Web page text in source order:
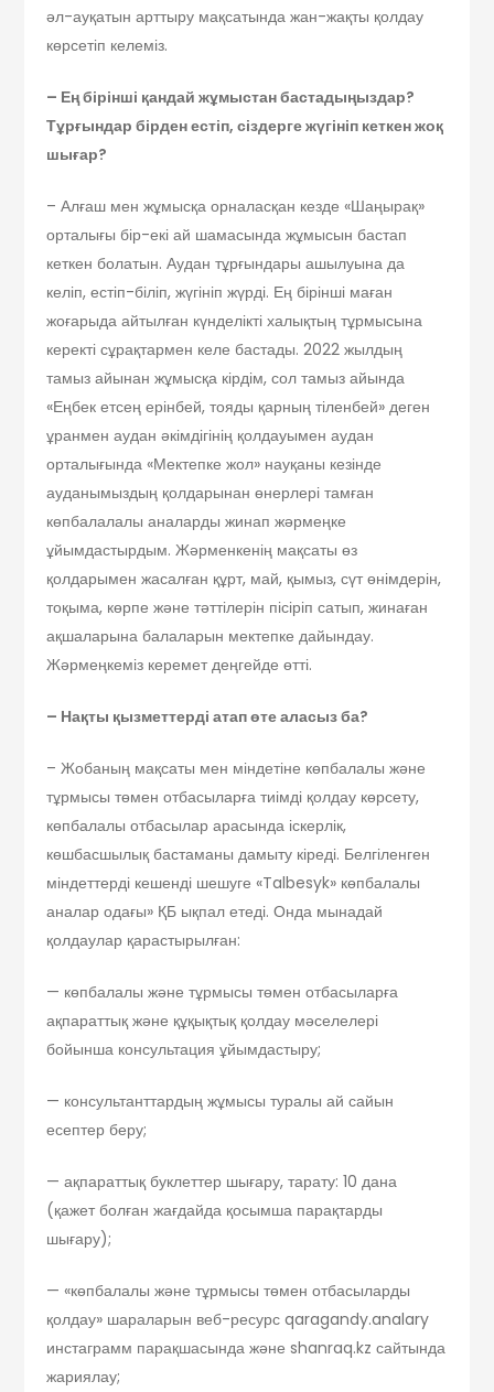
әл-ауқатын арттыру мақсатында жан-жақты қолдау
көрсетіп келеміз.
– Ең бірінші қандай жұмыстан бастадыңыздар?
Тұрғындар бірден естіп, сіздерге жүгініп кеткен жоқ
шығар?
– Алғаш мен жұмысқа орналасқан кезде «Шаңырақ»
орталығы бір-екі ай шамасында жұмысын бастап
кеткен болатын. Аудан тұрғындары ашылуына да
келіп, естіп-біліп, жүгініп жүрді. Ең бірінші маған
жоғарыда айтылған күнделікті халықтың тұрмысына
керекті сұрақтармен келе бастады. 2022 жылдың
тамыз айынан жұмысқа кірдім, сол тамыз айында
«Еңбек етсең ерінбей, тояды қарның тіленбей» деген
ұранмен аудан әкімдігінің қолдауымен аудан
орталығында «Мектепке жол» науқаны кезінде
ауданымыздың қолдарынан өнерлері тамған
көпбалалалы аналарды жинап жәрмеңке
ұйымдастырдым. Жәрменкенің мақсаты өз
қолдарымен жасалған құрт, май, қымыз, сүт өнімдерін,
тоқыма, көрпе және тәттілерін пісіріп сатып, жинаған
ақшаларына балаларын мектепке дайындау.
Жәрмеңкеміз керемет деңгейде өтті.
– Нақты қызметтерді атап өте аласыз ба?
– Жобаның мақсаты мен міндетіне көпбалалы және
тұрмысы төмен отбасыларға тиімді қолдау көрсету,
көпбалалы отбасылар арасында іскерлік,
көшбасшылық бастаманы дамыту кіреді. Белгіленген
міндеттерді кешенді шешуге «Talbesyk» көпбалалы
аналар одағы» ҚБ ықпал етеді. Онда мынадай
қолдаулар қарастырылған:
— көпбалалы және тұрмысы төмен отбасыларға
ақпараттық және құқықтық қолдау мәселелері
бойынша консультация ұйымдастыру;
— консультанттардың жұмысы туралы ай сайын
есептер беру;
— ақпараттық буклеттер шығару, тарату: 10 дана
(қажет болған жағдайда қосымша парақтарды
шығару);
— «көпбалалы және тұрмысы төмен отбасыларды
қолдау» шараларын веб-ресурс qaragandy.analary
инстаграмм парақшасында және shanraq.kz сайтында
жариялау;